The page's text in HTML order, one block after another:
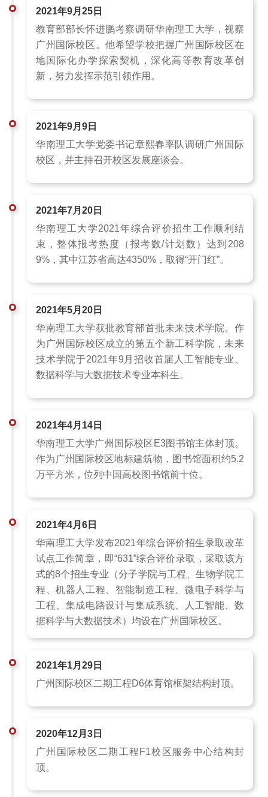
2021年9月25日
教育部部长怀进鹏考察调研华南理工大学，视察
广州国际校区。他希望学校把握广州国际校区在
地国际化办学探索契机，深化高等教育改革创
新，努力发挥示范引领作用。
2021年9月9日
华南理工大学党委书记章熙春率队调研广州国际
校区，并主持召开校区发展座谈会。
2021年7月20日
华南理工大学2021年综合评价招生工作顺利结
束，整体报考热度（报考数/计划数）达到208
9%，其中江苏省高达4350%，取得“开门红”。
2021年5月20日
华南理工大学获批教育部首批未来技术学院。作
为广州国际校区成立的第五个新工科学院，未来
技术学院于2021年9月招收首届人工智能专业、
数据科学与大数据技术专业本科生。
2021年4月14日
华南理工大学广州国际校区E3图书馆主体封顶。
作为广州国际校区地标建筑物，图书馆面积约5.2
万平方米，位列中国高校图书馆前十位。
2021年4月6日
华南理工大学发布2021年综合评价招生录取改革
试点工作简章，即“631”综合评价录取，采取该方
式的8个招生专业（分子学院与工程、生物学院工
程、机器人工程、智能制造工程、微电子科学与
工程、集成电路设计与集成系统、人工智能、数
据科学与大数据技术）均设在广州国际校区。
2021年1月29日
广州国际校区二期工程D6体育馆框架结构封顶。
2020年12月3日
广州国际校区二期工程F1校区服务中心结构封
顶。